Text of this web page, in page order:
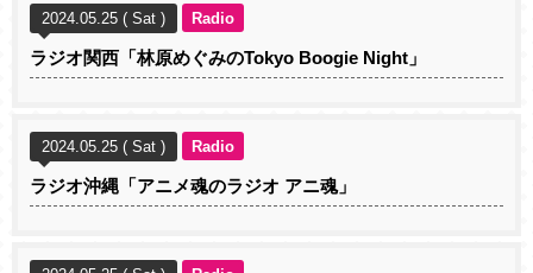
2024.05.25 ( Sat ) Radio
ラジオ関西「林原めぐみのTokyo Boogie Night」
2024.05.25 ( Sat ) Radio
ラジオ沖縄「アニメ魂のラジオ アニ魂」